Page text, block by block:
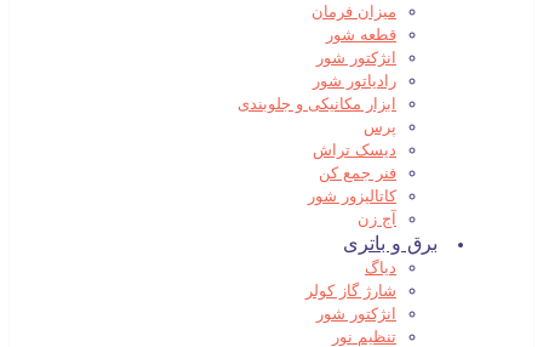
میزان فرمان
قطعه شور
انژکتور شور
رادیاتور شور
ابزار مکانیکی و جلوبندی
پرس
دیسک تراش
فنر جمع کن
کاتالیزور شور
آج زن
برق و باتری
دیاگ
شارژ گاز کولر
انژکتور شور
تنظیم نور